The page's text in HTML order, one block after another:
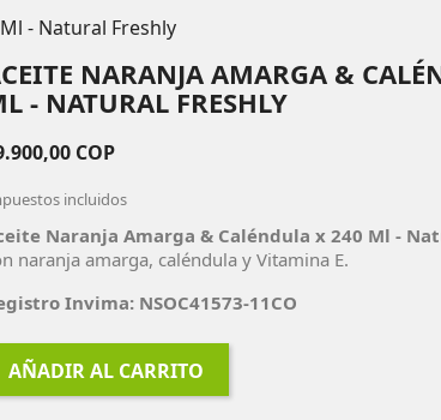
- Natural Freshly
NARANJA AMARGA &
- NATURAL FRESHLY
COP
incluidos
Naranja Amarga & Caléndula x 240 Ml -
naranja amarga, caléndula y Vitamina E.
Invima: NSOC41573-11CO
AÑADIR AL CARRITO